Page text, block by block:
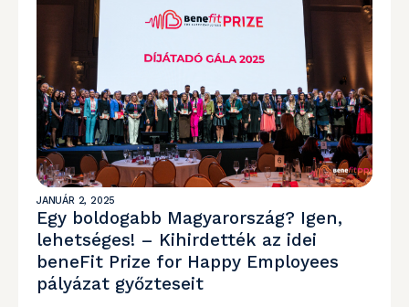
JANUÁR 2, 2025
Egy boldogabb Magyarország? Igen,
lehetséges! – Kihirdették az idei
beneFit Prize for Happy Employees
pályázat győzteseit